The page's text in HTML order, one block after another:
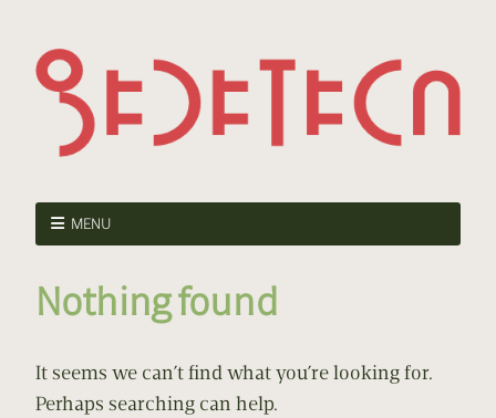
MENU
Nothing found
It seems we can’t find what you’re looking for.
Perhaps searching can help.